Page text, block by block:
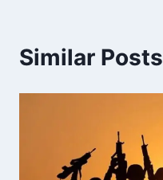
Similar Posts